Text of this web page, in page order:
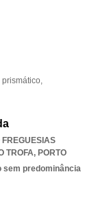
prismático,
TROFA, PORTO
sem predominância